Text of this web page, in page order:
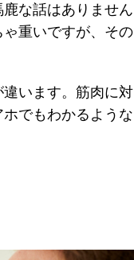
な話はありません
重いですが、その
います。筋肉に対
でもわかるような